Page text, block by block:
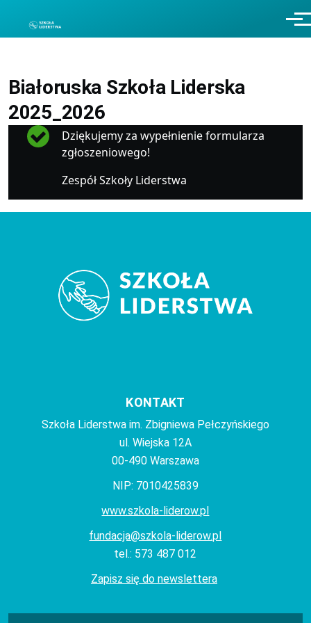
Białoruska Szkoła Liderska
2025_2026
Komunikat
Dziękujemy za wypełnienie formularza
zgłoszeniowego!
Zespół Szkoły Liderstwa
KONTAKT
Szkoła Liderstwa im. Zbigniewa Pełczyńskiego
ul. Wiejska 12A
00-490 Warszawa
NIP: 7010425839
www.szkola-liderow.pl
fundacja@szkola-liderow.pl
tel.: 573 487 012
Zapisz się do newslettera